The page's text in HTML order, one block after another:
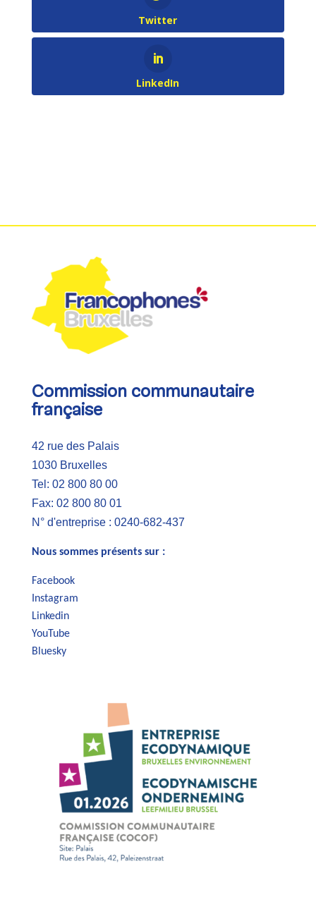
Twitter
LinkedIn
Commission communautaire
française
42 rue des Palais
1030 Bruxelles
Tel: 02 800 80 00
Fax: 02 800 80 01
N° d'entreprise : 0240-682-437
Nous sommes présents sur :
Facebook
Instagram
Linkedin
YouTube
Bluesky